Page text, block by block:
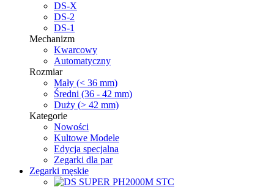
DS-X
DS-2
DS-1
Mechanizm
Kwarcowy
Automatyczny
Rozmiar
Mały (< 36 mm)
Średni (36 - 42 mm)
Duży (> 42 mm)
Kategorie
Nowości
Kultowe Modele
Edycja specjalna
Zegarki dla par
Zegarki męskie